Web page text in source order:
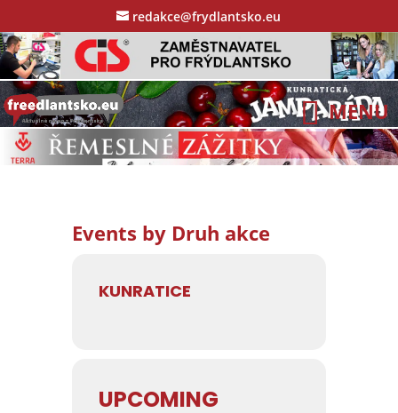
redakce@frydlantsko.eu
Events by Druh akce
KUNRATICE
UPCOMING